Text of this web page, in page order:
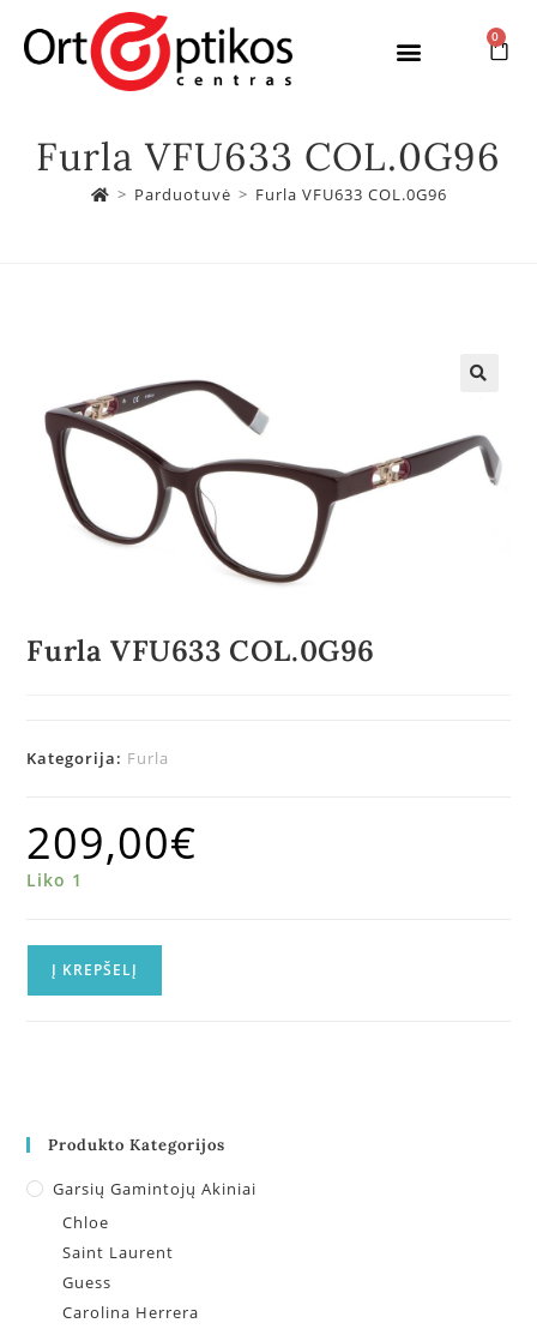
0
Furla VFU633 COL.0G96
> Parduotuvė > Furla VFU633 COL.0G96
Furla VFU633 COL.0G96
Kategorija: Furla
209,00€
Liko 1
Į KREPŠELĮ
Produkto Kategorijos
Garsių Gamintojų Akiniai
Chloe
Saint Laurent
Guess
Carolina Herrera